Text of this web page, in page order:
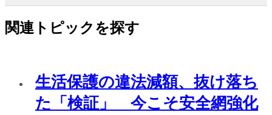
関連トピックを探す
生活保護の違法減額、抜け落ち
た「検証」 今こそ安全網強化